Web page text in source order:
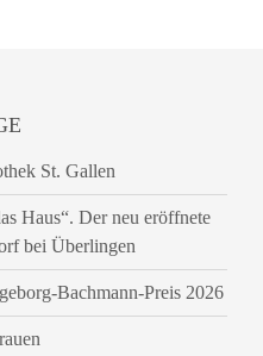
St. Gallen
Haus“. Der neu eröffnete
bei Überlingen
Bachmann-Preis 2026